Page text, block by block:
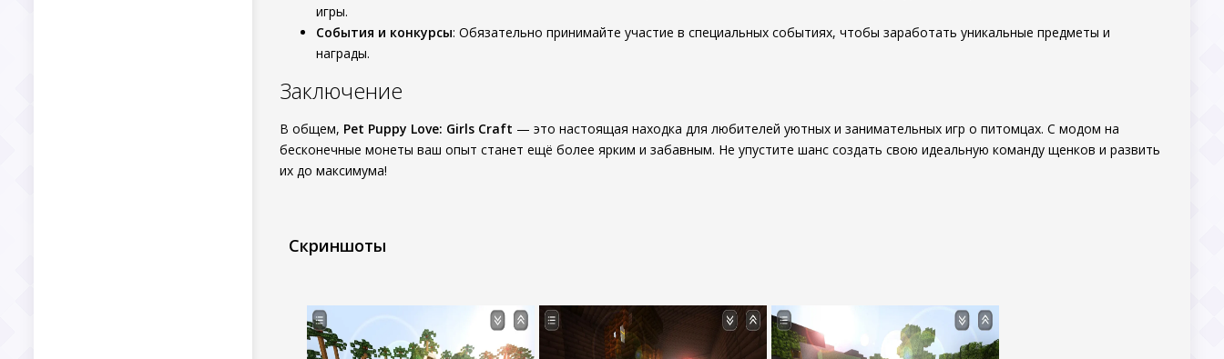
игры.
События и конкурсы: Обязательно принимайте участие в специальных событиях, чтобы заработать уникальные предметы и
награды.
Заключение
В общем, Pet Puppy Love: Girls Craft — это настоящая находка для любителей уютных и занимательных игр о питомцах. С модом на
бесконечные монеты ваш опыт станет ещё более ярким и забавным. Не упустите шанс создать свою идеальную команду щенков и развить
их до максимума!
Скриншоты